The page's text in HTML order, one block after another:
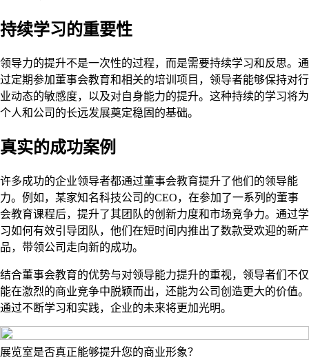
持续学习的重要性
领导力的提升不是一次性的过程，而是需要持续学习和反思。通
过定期参加董事会教育和相关的培训项目，领导者能够保持对行
业动态的敏感度，以及对自身能力的提升。这种持续的学习将为
个人和公司的长远发展奠定稳固的基础。
真实的成功案例
许多成功的企业领导者都通过董事会教育提升了他们的领导能
力。例如，某家知名科技公司的CEO，在参加了一系列的董事
会教育课程后，提升了其团队的创新力度和市场竞争力。通过学
习如何有效引导团队，他们在短时间内推出了数款受欢迎的新产
品，带领公司走向新的成功。
结合董事会教育的优势与对领导能力提升的重视，领导者们不仅
能在激烈的商业竞争中脱颖而出，还能为公司创造更大的价值。
通过不断学习和实践，企业的未来将更加光明。
展览室是否真正能够提升您的商业形象？